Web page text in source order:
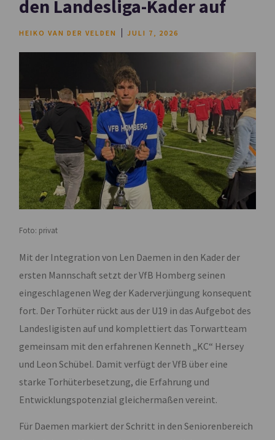
den Landesliga-Kader auf
HEIKO VAN DER VELDEN JULI 7, 2026
Foto: privat
Mit der Integration von Len Daemen in den Kader der
ersten Mannschaft setzt der VfB Homberg seinen
eingeschlagenen Weg der Kaderverjüngung konsequent
fort. Der Torhüter rückt aus der U19 in das Aufgebot des
Landesligisten auf und komplettiert das Torwartteam
gemeinsam mit den erfahrenen Kenneth „KC“ Hersey
und Leon Schübel. Damit verfügt der VfB über eine
starke Torhüterbesetzung, die Erfahrung und
Entwicklungspotenzial gleichermaßen vereint.
Für Daemen markiert der Schritt in den Seniorenbereich